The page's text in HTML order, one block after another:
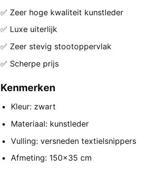
✅ Zeer hoge kwaliteit kunstleder
✅ Luxe uiterlijk
✅ Zeer stevig stootoppervlak
✅ Scherpe prijs
Kenmerken
Kleur: zwart
Materiaal: kunstleder
Vulling: versneden textielsnippers
Afmeting: 150×35 cm